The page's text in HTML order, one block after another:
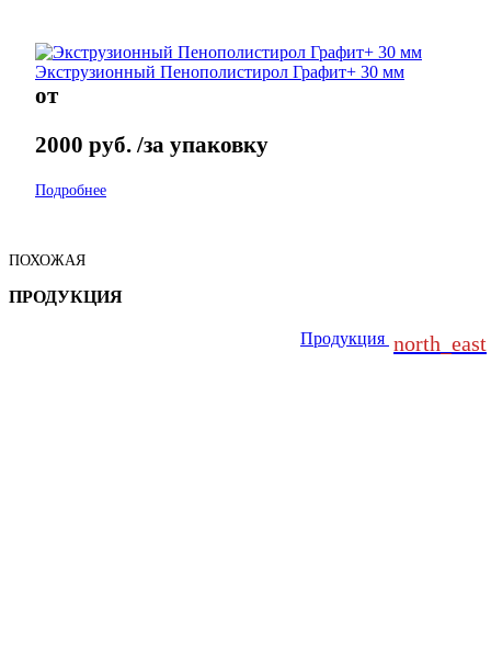
Экструзионный Пенополистирол Графит+ 30 мм
от
2000 руб. /за упаковку
Подробнее
ПОХОЖАЯ
ПРОДУКЦИЯ
Продукция north_east